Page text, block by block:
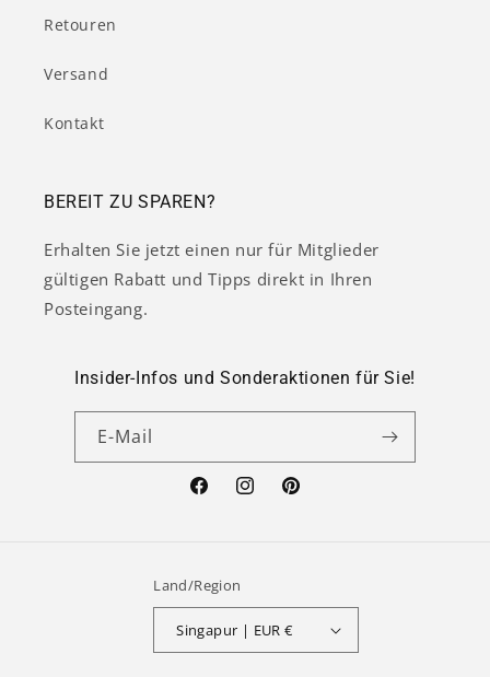
Retouren
Versand
Kontakt
BEREIT ZU SPAREN?
Erhalten Sie jetzt einen nur für Mitglieder
gültigen Rabatt und Tipps direkt in Ihren
Posteingang.
Insider-Infos und Sonderaktionen für Sie!
E-Mail
FacebookInstagramPinterest
Land/Region
Singapur | EUR €